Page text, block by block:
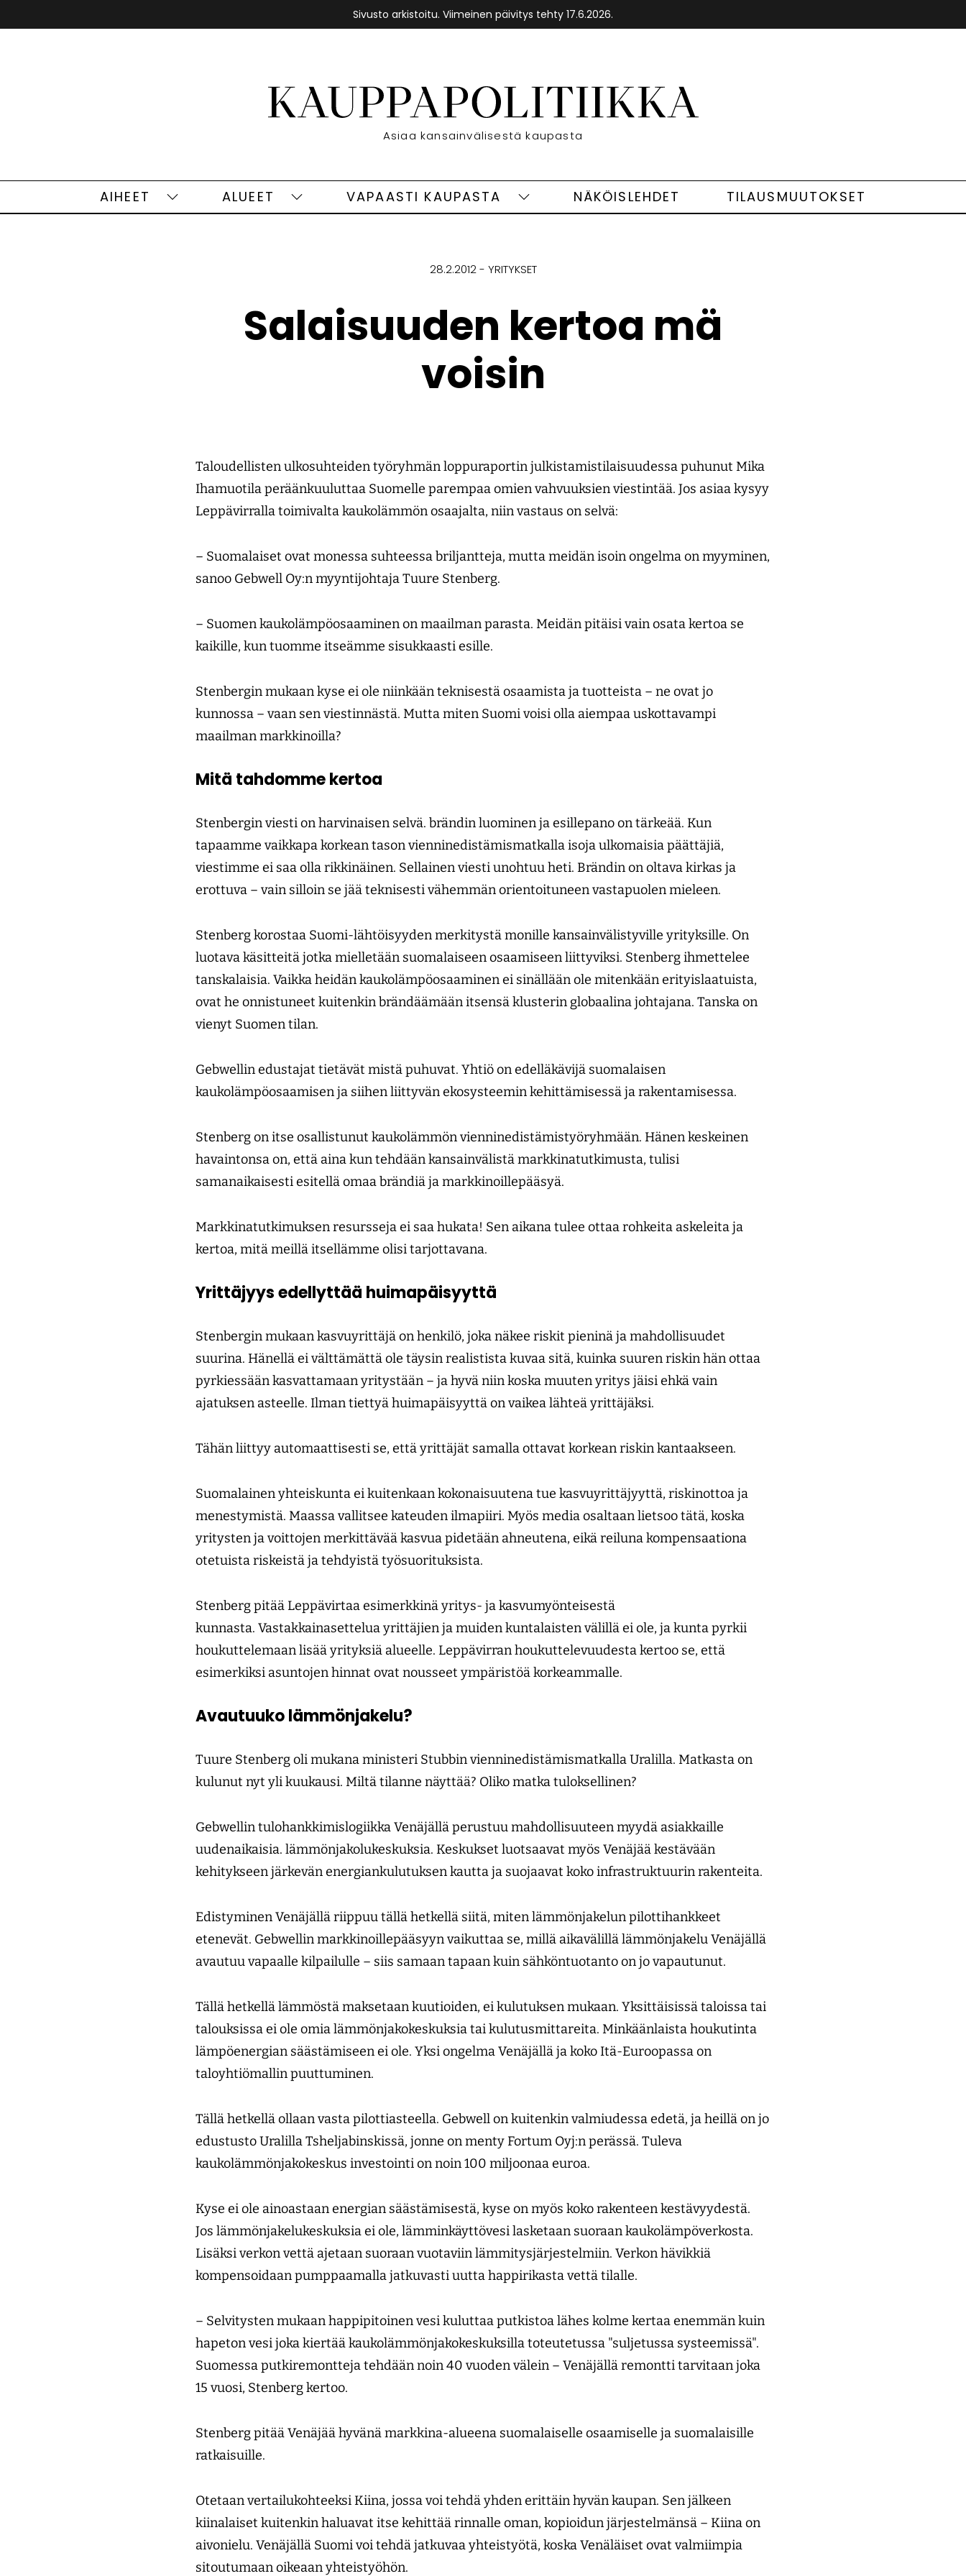
Sivusto arkistoitu. Viimeinen päivitys tehty 17.6.2026.
Etusivu
Asiaa kansainvälisestä kaupasta
AIHEET
Aiheet
ALUEET
Alueet
VAPAASTI KAUPASTA
VapaastiNÄKÖISLEHDET TILAUSMUUTOKSET
28.2.2012 YRITYKSET
Salaisuuden kertoa mä
voisin
Taloudellisten ulkosuhteiden työryhmän loppuraportin julkistamistilaisuudessa puhunut Mika
Ihamuotila peräänkuuluttaa Suomelle parempaa omien vahvuuksien viestintää. Jos asiaa kysyy
Leppävirralla toimivalta kaukolämmön osaajalta, niin vastaus on selvä:
– Suomalaiset ovat monessa suhteessa briljantteja, mutta meidän isoin ongelma on myyminen,
sanoo Gebwell Oy:n myyntijohtaja Tuure Stenberg.
– Suomen kaukolämpöosaaminen on maailman parasta. Meidän pitäisi vain osata kertoa se
kaikille, kun tuomme itseämme sisukkaasti esille.
Stenbergin mukaan kyse ei ole niinkään teknisestä osaamista ja tuotteista – ne ovat jo
kunnossa – vaan sen viestinnästä. Mutta miten Suomi voisi olla aiempaa uskottavampi
maailman markkinoilla?
Mitä tahdomme kertoa
Stenbergin viesti on harvinaisen selvä. brändin luominen ja esillepano on tärkeää. Kun
tapaamme vaikkapa korkean tason vienninedistämismatkalla isoja ulkomaisia päättäjiä,
viestimme ei saa olla rikkinäinen. Sellainen viesti unohtuu heti. Brändin on oltava kirkas ja
erottuva – vain silloin se jää teknisesti vähemmän orientoituneen vastapuolen mieleen.
Stenberg korostaa Suomi-lähtöisyyden merkitystä monille kansainvälistyville yrityksille. On
luotava käsitteitä jotka mielletään suomalaiseen osaamiseen liittyviksi. Stenberg ihmettelee
tanskalaisia. Vaikka heidän kaukolämpöosaaminen ei sinällään ole mitenkään erityislaatuista,
ovat he onnistuneet kuitenkin brändäämään itsensä klusterin globaalina johtajana. Tanska on
vienyt Suomen tilan.
Gebwellin edustajat tietävät mistä puhuvat. Yhtiö on edelläkävijä suomalaisen
kaukolämpöosaamisen ja siihen liittyvän ekosysteemin kehittämisessä ja rakentamisessa.
Stenberg on itse osallistunut kaukolämmön vienninedistämistyöryhmään. Hänen keskeinen
havaintonsa on, että aina kun tehdään kansainvälistä markkinatutkimusta, tulisi
samanaikaisesti esitellä omaa brändiä ja markkinoillepääsyä.
Markkinatutkimuksen resursseja ei saa hukata! Sen aikana tulee ottaa rohkeita askeleita ja
kertoa, mitä meillä itsellämme olisi tarjottavana.
Yrittäjyys edellyttää huimapäisyyttä
Stenbergin mukaan kasvuyrittäjä on henkilö, joka näkee riskit pieninä ja mahdollisuudet
suurina. Hänellä ei välttämättä ole täysin realistista kuvaa sitä, kuinka suuren riskin hän ottaa
pyrkiessään kasvattamaan yritystään – ja hyvä niin koska muuten yritys jäisi ehkä vain
ajatuksen asteelle. Ilman tiettyä huimapäisyyttä on vaikea lähteä yrittäjäksi.
Tähän liittyy automaattisesti se, että yrittäjät samalla ottavat korkean riskin kantaakseen.
Suomalainen yhteiskunta ei kuitenkaan kokonaisuutena tue kasvuyrittäjyyttä, riskinottoa ja
menestymistä. Maassa vallitsee kateuden ilmapiiri. Myös media osaltaan lietsoo tätä, koska
yritysten ja voittojen merkittävää kasvua pidetään ahneutena, eikä reiluna kompensaationa
otetuista riskeistä ja tehdyistä työsuorituksista.
Stenberg pitää Leppävirtaa esimerkkinä yritys- ja kasvumyönteisestä
kunnasta. Vastakkainasettelua yrittäjien ja muiden kuntalaisten välillä ei ole, ja kunta pyrkii
houkuttelemaan lisää yrityksiä alueelle. Leppävirran houkuttelevuudesta kertoo se, että
esimerkiksi asuntojen hinnat ovat nousseet ympäristöä korkeammalle.
Avautuuko lämmönjakelu?
Tuure Stenberg oli mukana ministeri Stubbin vienninedistämismatkalla Uralilla. Matkasta on
kulunut nyt yli kuukausi. Miltä tilanne näyttää? Oliko matka tuloksellinen?
Gebwellin tulohankkimislogiikka Venäjällä perustuu mahdollisuuteen myydä asiakkaille
uudenaikaisia. lämmönjakolukeskuksia. Keskukset luotsaavat myös Venäjää kestävään
kehitykseen järkevän energiankulutuksen kautta ja suojaavat koko infrastruktuurin rakenteita.
Edistyminen Venäjällä riippuu tällä hetkellä siitä, miten lämmönjakelun pilottihankkeet
etenevät. Gebwellin markkinoillepääsyyn vaikuttaa se, millä aikavälillä lämmönjakelu Venäjällä
avautuu vapaalle kilpailulle – siis samaan tapaan kuin sähköntuotanto on jo vapautunut.
Tällä hetkellä lämmöstä maksetaan kuutioiden, ei kulutuksen mukaan. Yksittäisissä taloissa tai
talouksissa ei ole omia lämmönjakokeskuksia tai kulutusmittareita. Minkäänlaista houkutinta
lämpöenergian säästämiseen ei ole. Yksi ongelma Venäjällä ja koko Itä-Euroopassa on
taloyhtiömallin puuttuminen.
Tällä hetkellä ollaan vasta pilottiasteella. Gebwell on kuitenkin valmiudessa edetä, ja heillä on jo
edustusto Uralilla Tsheljabinskissä, jonne on menty Fortum Oyj:n perässä. Tuleva
kaukolämmönjakokeskus investointi on noin 100 miljoonaa euroa.
Kyse ei ole ainoastaan energian säästämisestä, kyse on myös koko rakenteen kestävyydestä.
Jos lämmönjakelukeskuksia ei ole, lämminkäyttövesi lasketaan suoraan kaukolämpöverkosta.
Lisäksi verkon vettä ajetaan suoraan vuotaviin lämmitysjärjestelmiin. Verkon hävikkiä
kompensoidaan pumppaamalla jatkuvasti uutta happirikasta vettä tilalle.
– Selvitysten mukaan happipitoinen vesi kuluttaa putkistoa lähes kolme kertaa enemmän kuin
hapeton vesi joka kiertää kaukolämmönjakokeskuksilla toteutetussa "suljetussa systeemissä".
Suomessa putkiremontteja tehdään noin 40 vuoden välein – Venäjällä remontti tarvitaan joka
15 vuosi, Stenberg kertoo.
Stenberg pitää Venäjää hyvänä markkina-alueena suomalaiselle osaamiselle ja suomalaisille
ratkaisuille.
Otetaan vertailukohteeksi Kiina, jossa voi tehdä yhden erittäin hyvän kaupan. Sen jälkeen
kiinalaiset kuitenkin haluavat itse kehittää rinnalle oman, kopioidun järjestelmänsä – Kiina on
aivonielu. Venäjällä Suomi voi tehdä jatkuvaa yhteistyötä, koska Venäläiset ovat valmiimpia
sitoutumaan oikeaan yhteistyöhön.